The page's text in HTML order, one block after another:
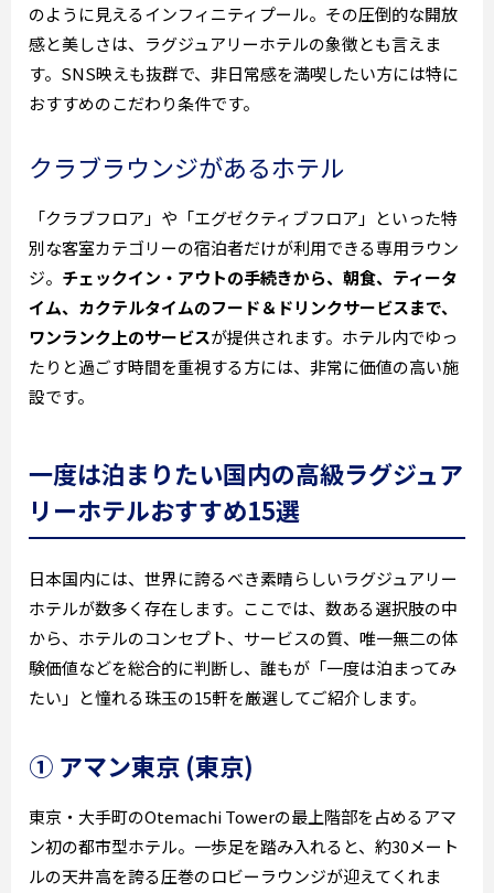
のように見えるインフィニティプール。その圧倒的な開放
感と美しさは、ラグジュアリーホテルの象徴とも言えま
す。SNS映えも抜群で、非日常感を満喫したい方には特に
おすすめのこだわり条件です。
クラブラウンジがあるホテル
「クラブフロア」や「エグゼクティブフロア」といった特
別な客室カテゴリーの宿泊者だけが利用できる専用ラウン
ジ。 チェックイン・アウトの手続きから、朝食、ティータ
イム、カクテルタイムのフード＆ドリンクサービスまで、
ワンランク上のサービスが提供されます。ホテル内でゆっ
たりと過ごす時間を重視する方には、非常に価値の高い施
設です。
一度は泊まりたい国内の高級ラグジュア
リーホテルおすすめ15選
日本国内には、世界に誇るべき素晴らしいラグジュアリー
ホテルが数多く存在します。ここでは、数ある選択肢の中
から、ホテルのコンセプト、サービスの質、唯一無二の体
験価値などを総合的に判断し、誰もが「一度は泊まってみ
たい」と憧れる珠玉の15軒を厳選してご紹介します。
① アマン東京 (東京)
東京・大手町のOtemachi Towerの最上階部を占めるアマ
ン初の都市型ホテル。一歩足を踏み入れると、約30メート
ルの天井高を誇る圧巻のロビーラウンジが迎えてくれま